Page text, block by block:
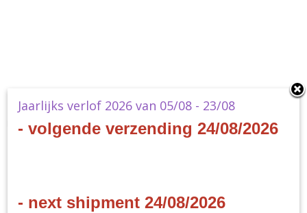
Mansions of Madness - Suppressed Memories
Mansions of Madness - Suppressed Memories Plunge deep into…
Jaarlijks verlof 2026 van 05/08 - 23/08
- volgende verzending 24/08/2026
- next shipment 24/08/2026